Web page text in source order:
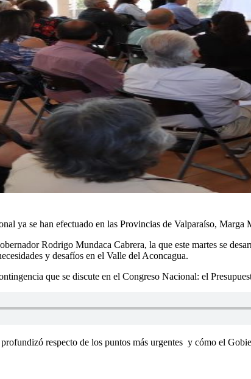
ya se han efectuado en las Provincias de Valparaíso,
Rodrigo Mundaca Cabrera, la que este martes se
y desafíos en el Valle del Aconcagua.
que se discute en el Congreso Nacional: el
respecto de los puntos más urgentes y cómo el